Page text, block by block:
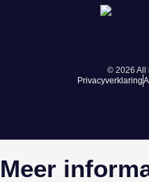
© 2026 All
Privacyverklaring
Meer